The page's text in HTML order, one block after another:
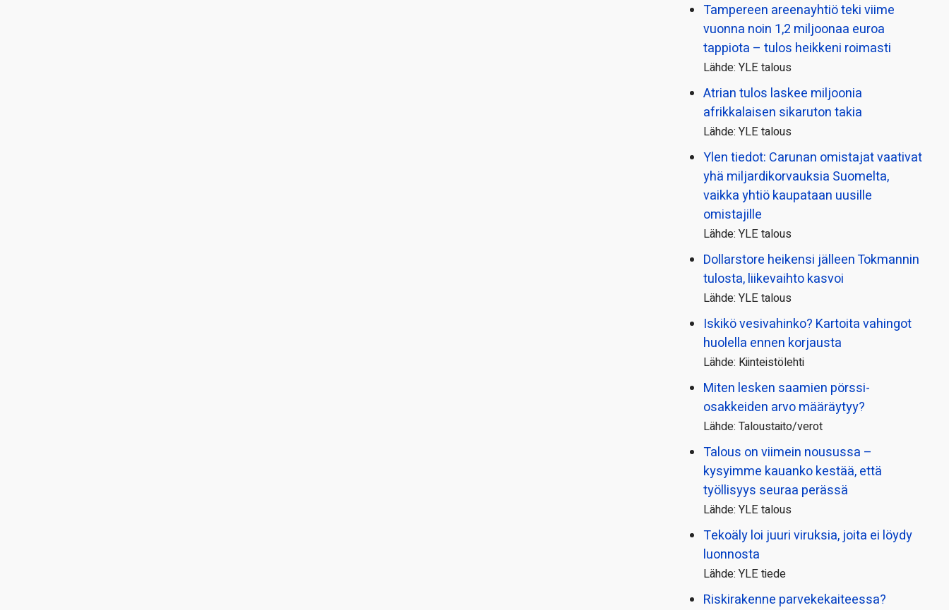
Tampereen areenayhtiö teki viime
vuonna noin 1,2 miljoonaa euroa
tappiota – tulos heikkeni roimasti
Lähde: YLE talous
Atrian tulos laskee miljoonia
afrikkalaisen sikaruton takia
Lähde: YLE talous
Ylen tiedot: Carunan omistajat vaativat
yhä miljardi­korvauksia Suomelta,
vaikka yhtiö kaupataan uusille
omistajille
Lähde: YLE talous
Dollarstore heikensi jälleen Tokmannin
tulosta, liikevaihto kasvoi
Lähde: YLE talous
Iskikö vesivahinko? Kartoita vahingot
huolella ennen korjausta
Lähde: Kiinteistölehti
Miten lesken saamien pörssi­
osakkeiden arvo määräytyy?
Lähde: Taloustaito/verot
Talous on viimein nousussa –
kysyimme kauanko kestää, että
työllisyys seuraa perässä
Lähde: YLE talous
Tekoäly loi juuri viruksia, joita ei löydy
luonnosta
Lähde: YLE tiede
Riskirakenne parvekekaiteessa?